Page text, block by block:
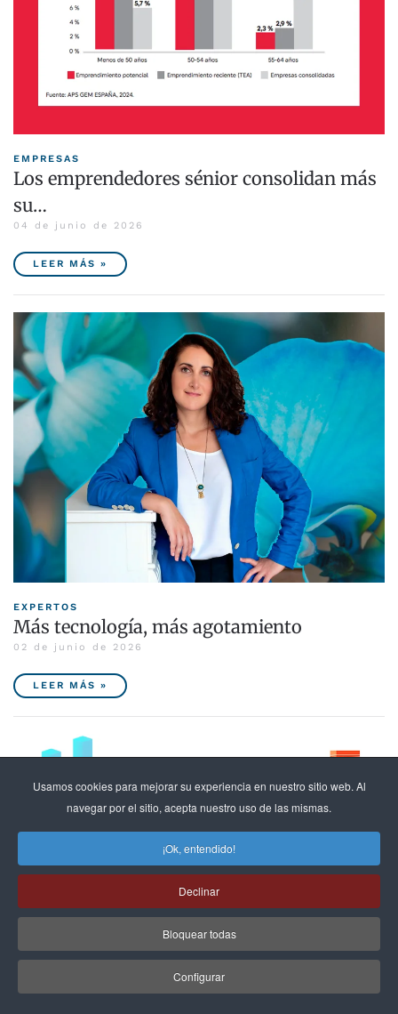
Usamos cookies para mejorar su experiencia en nuestro sitio web. Al
navegar por el sitio, acepta nuestro uso de las mismas.
¡Ok, entendido!
Declinar
Bloquear todas
Configurar
EMPRESAS
Los emprendedores sénior consolidan más
su…
04 de junio de 2026
LEER MÁS »
EXPERTOS
Más tecnología, más agotamiento
02 de junio de 2026
LEER MÁS »